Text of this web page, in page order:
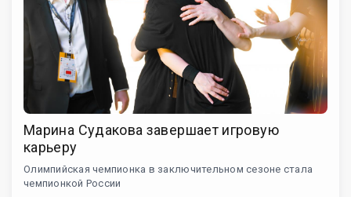
Марина Судакова завершает игровую
карьеру
Олимпийская чемпионка в заключительном сезоне стала
чемпионкой России